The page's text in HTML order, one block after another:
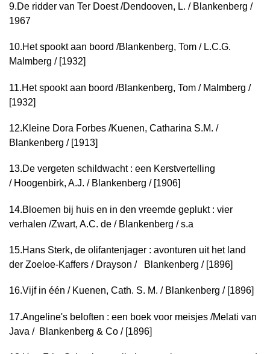
9.De ridder van Ter Doest /Dendooven, L. / Blankenberg /
1967
10.Het spookt aan boord /Blankenberg, Tom / L.C.G.
Malmberg / [1932]
11.Het spookt aan boord /Blankenberg, Tom / Malmberg /
[1932]
12.Kleine Dora Forbes /Kuenen, Catharina S.M. /
Blankenberg / [1913]
13.De vergeten schildwacht : een Kerstvertelling
/ Hoogenbirk, A.J. / Blankenberg / [1906]
14.Bloemen bij huis en in den vreemde geplukt : vier
verhalen /Zwart, A.C. de / Blankenberg / s.a
15.Hans Sterk, de olifantenjager : avonturen uit het land
der Zoeloe-Kaffers / Drayson / Blankenberg / [1896]
16.Vijf in één / Kuenen, Cath. S. M. / Blankenberg / [1896]
17.Angeline's beloften : een boek voor meisjes /Melati van
Java / Blankenberg & Co / [1896]